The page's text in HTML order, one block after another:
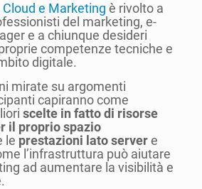
e Marketing è rivolto a
del marketing, e-
e a chiunque desideri
competenze tecniche e
digitale.
mirate su argomenti
capiranno come
scelte in fatto di risorse
il proprio spazio
le prestazioni lato servere
l’infrastruttura può aiutare
ad aumentare la visibilità e